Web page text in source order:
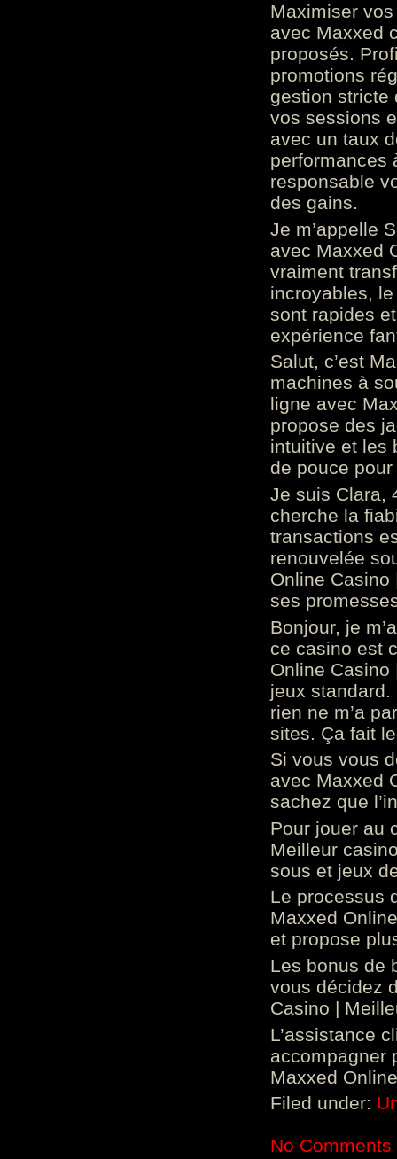
Maximiser
avec Maxxed
proposés.
promotions
gestion stricte
vos sessions
avec un taux
performances
responsable
des gains.
Je m’appelle
avec Maxxed
vraiment
incroyables,
sont rapides
expérience
Salut, c’est
machines à
ligne avec
propose des
intuitive et les
de pouce
Je suis Clara,
cherche la
transactions
renouvelée
Online
ses
Bonjour, je
ce casino est
Online
jeux standard.
rien ne m’a
sites. Ça fait
Si vous vous
avec Maxxed
sachez que
Pour jouer au
Meilleur
sous et jeux
Le processus
Maxxed
et propose
Les bonus de
vous décidez
Casino |
L’assistance
accompagner
Maxxed
Filed under:
No Comments